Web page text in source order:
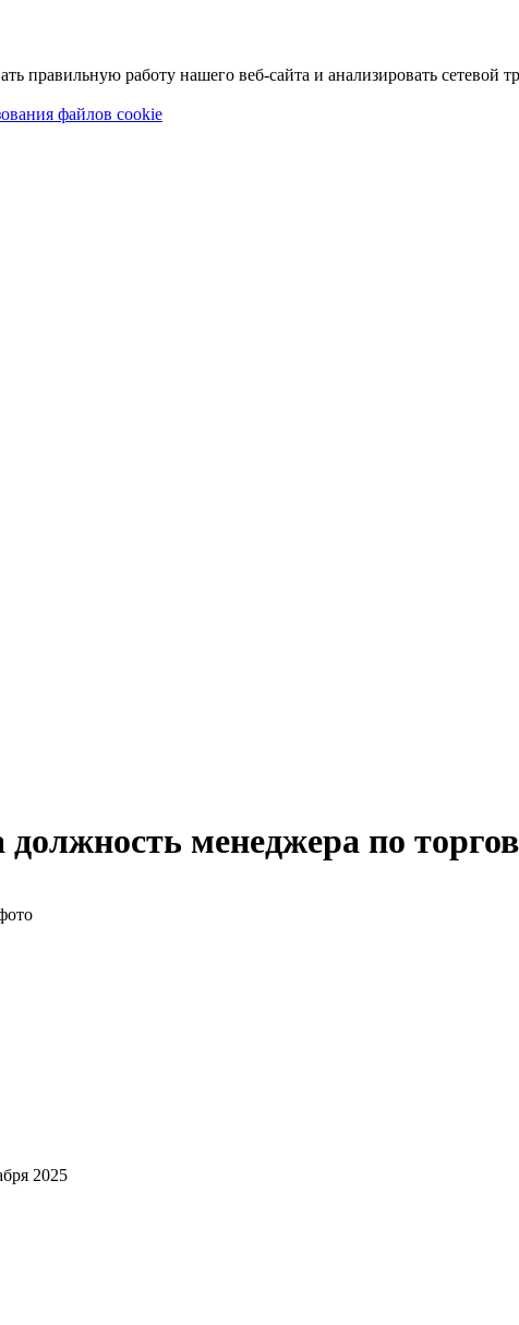
правильную работу нашего веб-сайта и анализировать сетевой
файлов cookie
должность менеджера по
2025